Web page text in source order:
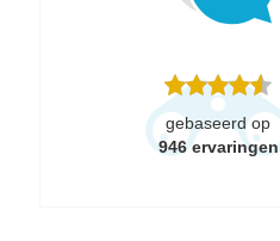
gebaseerd op
946 ervaringen